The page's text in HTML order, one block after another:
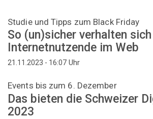
Studie und Tipps zum Black Friday
So (un)sicher verhalten
Internetnutzende im Web
21.11.2023 - 16:07 Uhr
Events bis zum 6. Dezember
Das bieten die Schweizer
2023